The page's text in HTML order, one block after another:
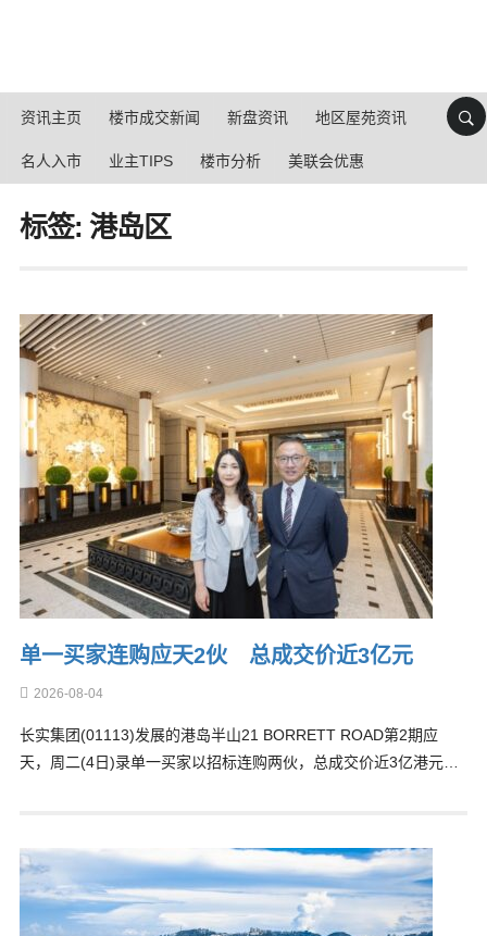
资讯主页 楼市成交新闻 新盘资讯 地区屋苑资讯
名人入市 业主TIPS 楼市分析 美联会优惠
标签: 港岛区
单一买家连购应天2伙 总成交价近3亿元
2026-08-04
长实集团(01113)发展的港岛半山21 BORRETT ROAD第2期应
天，周二(4日)录单一买家以招标连购两伙，总成交价近3亿港元…